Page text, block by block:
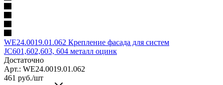
WE24.0019.01.062 Крепление фасада для систем
JC601,602,603, 604 металл оцинк
Достаточно
Арт.: WE24.0019.01.062
461 руб./шт